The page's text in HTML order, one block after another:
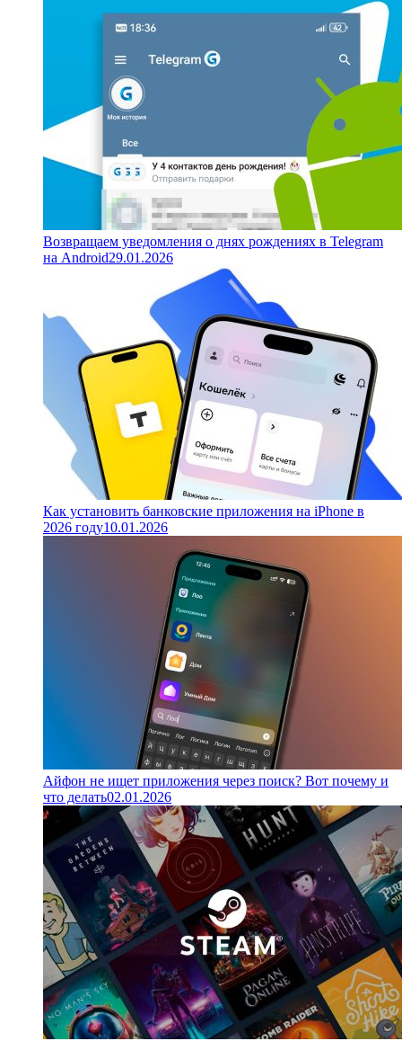
Возвращаем уведомления о днях рождениях в Telegram
на Android29.01.2026
Как установить банковские приложения на iPhone в
2026 году10.01.2026
Айфон не ищет приложения через поиск? Вот почему и
что делать02.01.2026